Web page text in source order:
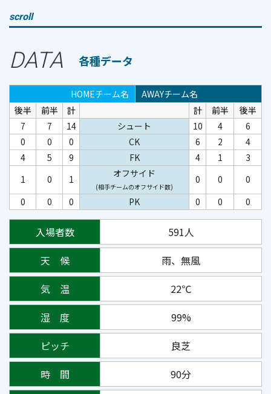
scroll
DATA 各種データ
HOMEチーム名
AWAYチーム名
後半
前半 計 計 前半
後半
7
7 14 シュート 10 4
6
0
0 0 CK 6 2
4
4
5 9 FK 4 1
3
1
0 1 オフサイド
(相手チームのオフサイド数)
0 0
0
0
0 0 PK 0 0 0
入場者数
591人
天 候
雨、無風
気 温
22℃
湿 度
99%
ピッチ
良芝
時 間
90分